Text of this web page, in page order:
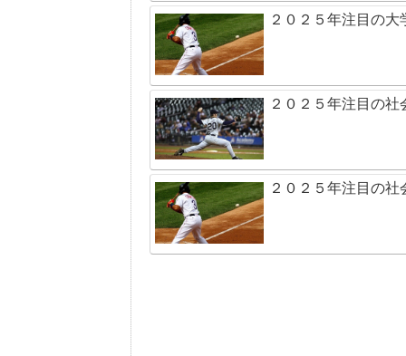
２０２５年注目の
２０２５年注目の
２０２５年注目の